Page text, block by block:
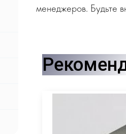
менеджеров. Будьте